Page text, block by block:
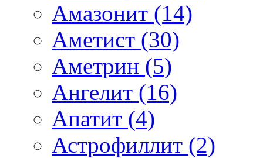
Амазонит (14)
Аметист (30)
Аметрин (5)
Ангелит (16)
Апатит (4)
Астрофиллит (2)